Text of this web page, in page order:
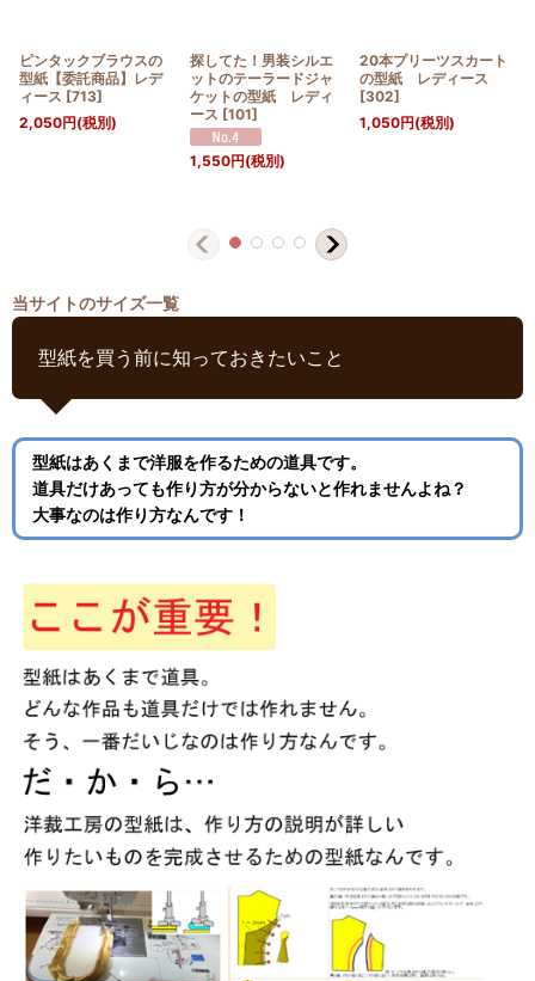
ピンタックブラウスの
型紙【委託商品】レデ
ィース [713]
2,050円(税別)
探してた！男装シルエ
ットのテーラードジャ
ケットの型紙 レディ
ース [101]
1,550円(税別)
20本プリーツスカート
の型紙 レディース
[302]
1,050円(税別)
当サイトのサイズ一覧
型紙を買う前に知っておきたいこと
型紙はあくまで洋服を作るための道具です。
道具だけあっても作り方が分からないと作れませんよね？
大事なのは作り方なんです！